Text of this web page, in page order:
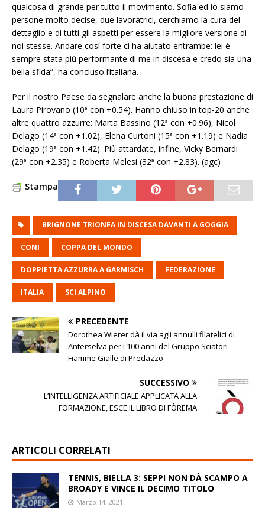
qualcosa di grande per tutto il movimento. Sofia ed io siamo
persone molto decise, due lavoratrici, cerchiamo la cura del
dettaglio e di tutti gli aspetti per essere la migliore versione di
noi stesse. Andare così forte ci ha aiutato entrambe: lei è
sempre stata più performante di me in discesa e credo sia una
bella sfida”, ha concluso l’italiana.
Per il nostro Paese da segnalare anche la buona prestazione di
Laura Pirovano (10ª con +0.54). Hanno chiuso in top-20 anche
altre quattro azzurre: Marta Bassino (12ª con +0.96), Nicol
Delago (14ª con +1.02), Elena Curtoni (15ª con +1.19) e Nadia
Delago (19ª con +1.42). Più attardate, infine, Vicky Bernardi
(29ª con +2.35) e Roberta Melesi (32ª con +2.83). (agc)
Stampa
BRIGNONE TRIONFA IN DISCESA DAVANTI A GOGGIA
CONI COPPA DEL MONDO
DOPPIETTA AZZURRA A GARMISCH FEDERAZIONE
ITALIA SCI ALPINO
PRECEDENTE
Dorothea Wierer dà il via agli annulli filatelici di
Anterselva per i 100 anni del Gruppo Sciatori
Fiamme Gialle di Predazzo
SUCCESSIVO
L’INTELLIGENZA ARTIFICIALE APPLICATA ALLA
FORMAZIONE, ESCE IL LIBRO DI FÒREMA
ARTICOLI CORRELATI
TENNIS, BIELLA 3: SEPPI NON DÀ SCAMPO A
BROADY E VINCE IL DECIMO TITOLO
Marzo 14, 2021